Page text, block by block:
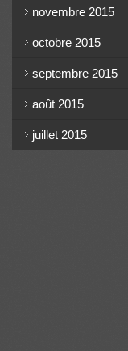
novembre 2015
octobre 2015
septembre 2015
août 2015
juillet 2015